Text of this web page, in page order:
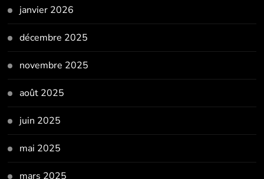
janvier 2026
décembre 2025
novembre 2025
août 2025
juin 2025
mai 2025
mars 2025